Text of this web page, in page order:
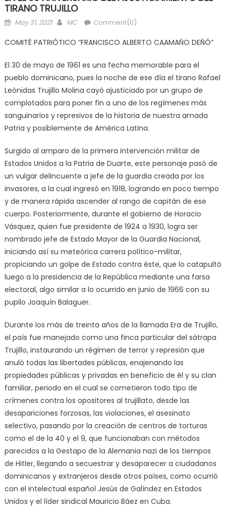
TIRANO TRUJILLO
Posted
May 31, 2021 Author
MC Comment(0)
COMITÉ PATRIÓTICO “FRANCISCO ALBERTO CAAMAÑO DEÑÓ”
El 30 de mayo de 1961 es una fecha memorable para el
pueblo dominicano, pues la noche de ese día el tirano Rafael
Leónidas Trujillo Molina cayó ajusticiado por un grupo de
complotados para poner fin a uno de los regímenes más
sanguinarios y represivos de la historia de nuestra amada
Patria y posiblemente de América Latina.
Surgido al amparo de la primera intervención militar de
Estados Unidos a la Patria de Duarte, este personaje pasó de
un vulgar delincuente a jefe de la guardia creada por los
invasores, a la cual ingresó en 1918, logrando en poco tiempo
y de manera rápida ascender al rango de capitán de ese
cuerpo. Posteriormente, durante el gobierno de Horacio
Vásquez, quien fue presidente de 1924 a 1930, logra ser
nombrado jefe de Estado Mayor de la Guardia Nacional,
iniciando así su meteórica carrera político-militar,
propiciando un golpe de Estado contra éste, que lo catapultó
luego a la presidencia de la República mediante una farsa
electoral, algo similar a lo ocurrido en junio de 1966 con su
pupilo Joaquín Balaguer.
Durante los más de treinta años de la llamada Era de Trujillo,
el país fue manejado como una finca particular del sátrapa
Trujillo, instaurando un régimen de terror y represión que
anuló todas las libertades públicas, enajenando las
propiedades públicas y privadas en beneficio de él y su clan
familiar, periodo en el cual se cometieron todo tipo de
crímenes contra los opositores al trujillato, desde las
desapariciones forzosas, las violaciones, el asesinato
selectivo, pasando por la creación de centros de torturas
como el de la 40 y el 9, que funcionaban con métodos
parecidos a la Gestapo de la Alemania nazi de los tiempos
de Hitler, llegando a secuestrar y desaparecer a ciudadanos
dominicanos y extranjeros desde otros países, como ocurrió
con el intelectual español Jesús de Galíndez en Estados
Unidos y el líder sindical Mauricio Báez en Cuba.